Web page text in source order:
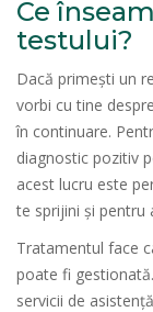
Ce
testului?
Dacă primești un
vorbi cu tine
în continuare.
diagnostic pozitiv
acest lucru este
te sprijini și pentru
Tratamentul face
poate fi
servicii de